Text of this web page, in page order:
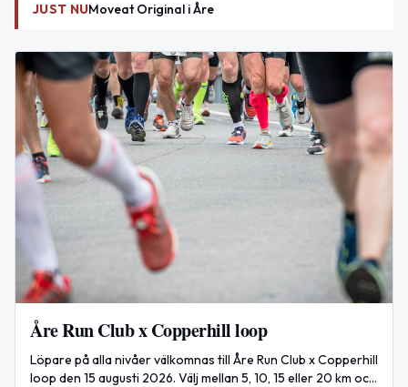
JUST NUMoveat Original i Åre
Åre Run Club x Copperhill loop
Löpare på alla nivåer välkomnas till Åre Run Club x Copperhill
loop den 15 augusti 2026. Välj mellan 5, 10, 15 eller 20 km och